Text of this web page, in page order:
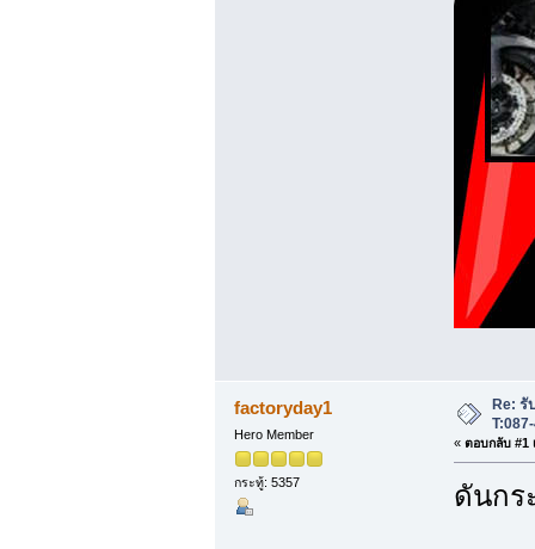
factoryday1
Hero Member
กระทู้: 5357
Re:
« ตอบกลับ #1
ดันก